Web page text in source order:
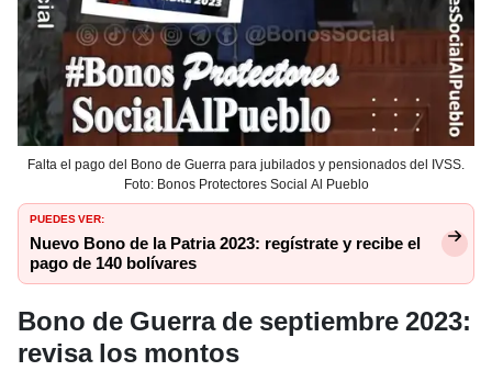
Falta el pago del Bono de Guerra para jubilados y pensionados del IVSS.
Foto: Bonos Protectores Social Al Pueblo
PUEDES VER:
Nuevo Bono de la Patria 2023: regístrate y recibe el
pago de 140 bolívares
Bono de Guerra de septiembre 2023:
revisa los montos